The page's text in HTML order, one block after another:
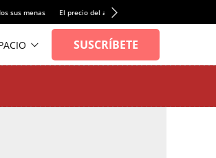
sus menas El precio del alquiler de vivienda baja por